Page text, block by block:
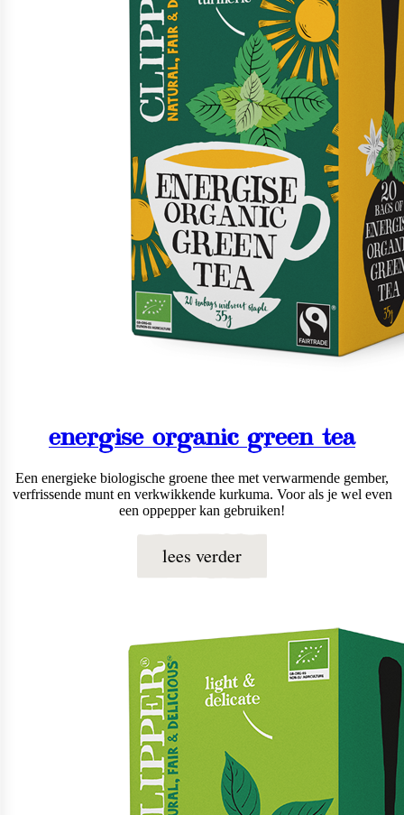
energise organic green tea
Een energieke biologische groene thee met verwarmende gember,
verfrissende munt en verkwikkende kurkuma. Voor als je wel even
een oppepper kan gebruiken!
lees verder